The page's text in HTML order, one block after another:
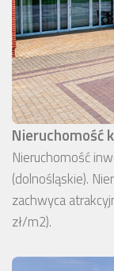
Nieruchomość
Nieruchomość
(dolnośląskie).
zachwyca
zł/m2).